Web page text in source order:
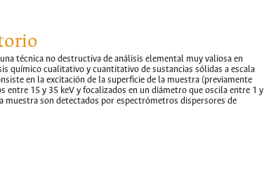
técnica no destructiva de análisis elemental muy valiosa en
químico cualitativo y cuantitativo de sustancias sólidas a escala
en la excitación de la superficie de la muestra (previamente
entre 15 y 35 keV y focalizados en un diámetro que oscila entre 1 y
muestra son detectados por espectrómetros dispersores de